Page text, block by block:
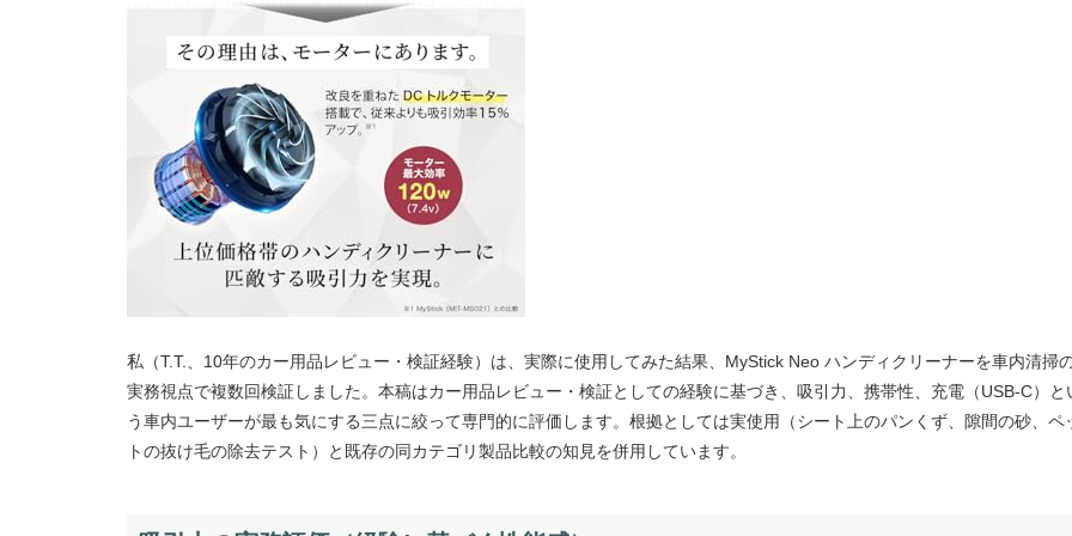
私（T.T.、10年のカー用品レビュー・検証経験）は、実際に使用してみた結果、MyStick Neo ハンディクリーナーを車内清掃
実務視点で複数回検証しました。本稿はカー用品レビュー・検証としての経験に基づき、吸引力、携帯性、充電（USB-C）と
う車内ユーザーが最も気にする三点に絞って専門的に評価します。根拠としては実使用（シート上のパンくず、隙間の砂、ペ
トの抜け毛の除去テスト）と既存の同カテゴリ製品比較の知見を併用しています。